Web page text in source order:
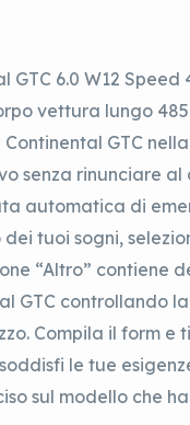
6.0 W12 Speed
vettura lungo
Continental GTC
senza rinunciare al
automatica di
tuoi sogni,
“Altro” contiene
GTC controllando
Compila il form e
le tue
sul modello che